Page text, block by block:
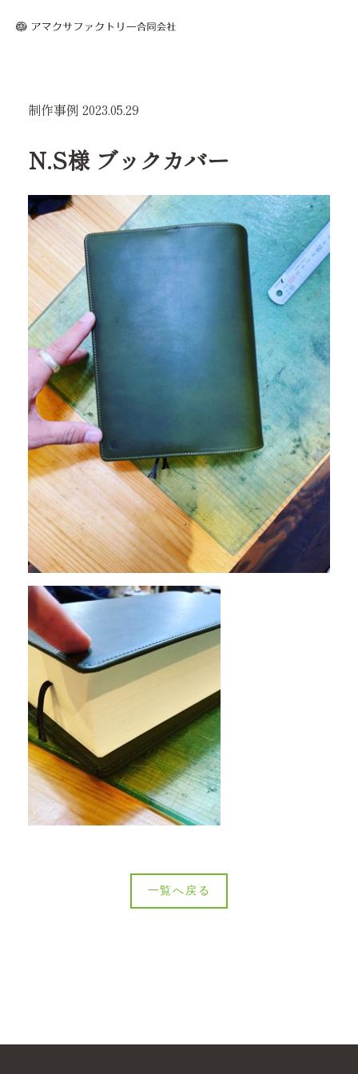
制作事例 2023.05.29
N.S様 ブックカバー
一覧へ戻る